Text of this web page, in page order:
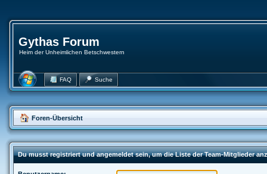
Gythas Forum
Heim der Unheimlichen Betschwestern
FAQ Suche
Foren-Übersicht
Du musst registriert und angemeldet sein, um die Liste der Team-Mitglieder